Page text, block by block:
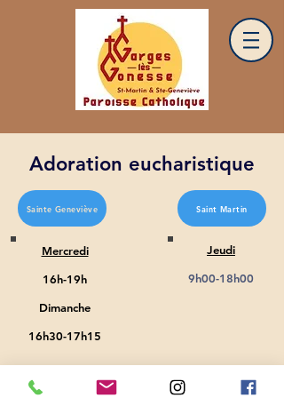
Adoration eucharistique
Sainte Geneviève
Mercredi
16h-19h
Dimanche
16h30-17h15
Saint Martin
Jeudi
9h00-18h00